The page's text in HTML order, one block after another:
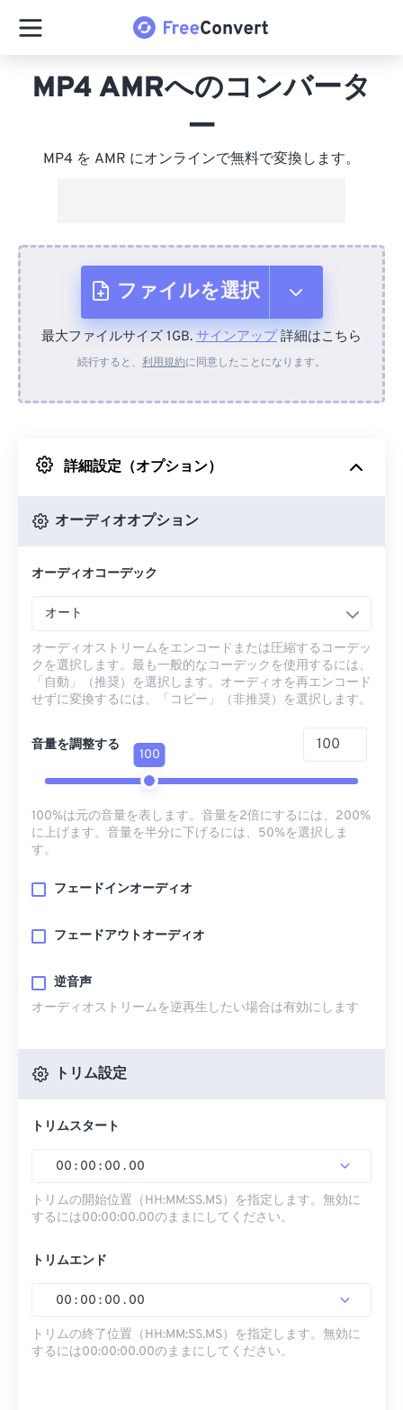
MP4 AMRへのコンバータ
ー
MP4 を AMR にオンラインで無料で変換します。
ファイルを選択
デバイスから
Googleドライブから
最大ファイルサイズ 1GB. サインアップ詳細はこちら
続行すると、 利用規約に同意したことになります。
詳細設定（オプション）
オーディオオプション
オーディオコーデック
オート
オーディオストリームをエンコードまたは圧縮するコーデッ
クを選択します。最も一般的なコーデックを使用するには、
「自動」（推奨）を選択します。オーディオを再エンコード
せずに変換するには、「コピー」（非推奨）を選択します。
音量を調整する
100
100%は元の音量を表します。音量を2倍にするには、200%
に上げます。音量を半分に下げるには、50%を選択しま
す。
フェードインオーディオ
フェードアウトオーディオ
逆音声
オーディオストリームを逆再生したい場合は有効にします
トリム設定
トリムスタート
00 : 00 : 00 . 00
トリムの開始位置（HH:MM:SS.MS）を指定します。無効に
するには00:00:00.00のままにしてください。
トリムエンド
00 : 00 : 00 . 00
トリムの終了位置（HH:MM:SS.MS）を指定します。無効に
するには00:00:00.00のままにしてください。